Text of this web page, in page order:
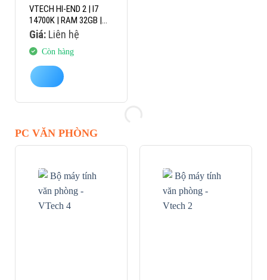
VTECH HI-END 2 | I7
14700K | RAM 32GB |
RTX 5070TI
Giá:Liên hệ
Còn hàng
PC VĂN PHÒNG
-15% -12%